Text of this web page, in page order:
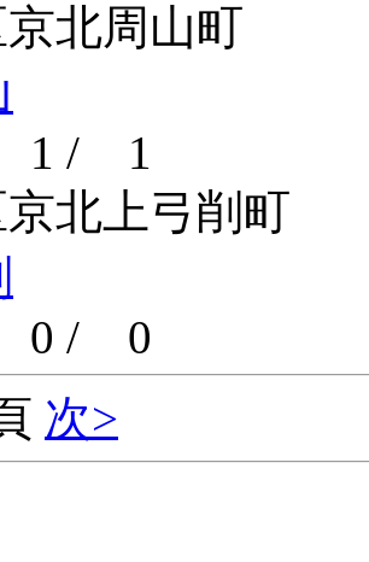
北周山町
1 / 1
北上弓削町
0 / 0
次>